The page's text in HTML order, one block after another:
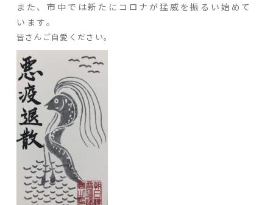
また、市中では新たにコロナが猛威を振るい始めて
います。
皆さんご自愛ください。